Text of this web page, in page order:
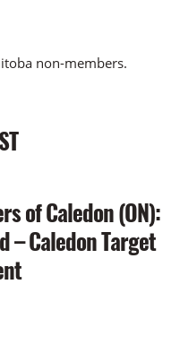
non-members.
of Caledon (ON):
– Caledon Target